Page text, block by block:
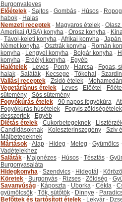
Burgonyaleves
Előételek- Sajtos- Gombás- Húsos-
habok- Halas
Nemzeti receptek- Magyaros ételek- Olasz
Amerikai (USA) konyha- Orosz konyha-
- Távol-keleti konyha-Afrikai konyha-
Német konyha- Osztrák konyha- Román
konyha- Lengyel konyha- Bolgár konyha-
konyha- Erdélyi konyha- Egyéb
Halételek- Leves- Ponty- Harcsa- Fogas,
halak- Saláták- Kecsege - Tőkehal -
Vallási receptek- Zsidó ételek-
Vegetáriánus ételek- Leves- Előétel - Főétel
sütemény- Sós sütemény
Fogyókúrás ételek- 90 napos fogyókúra-
Fogyókúrás húsételek- Fogyis zöldségételek
desszertek- Egyéb
Diétás ételek- Cukorbetegeknek-
Candidásoknak- Koleszterinszegény- Szív
Májbetegeknek
Mártások-Alap- Hideg - Meleg - Gyümölcs-
Vadételekhez
Saláták- Majonézes- Húsos- Tésztás-
Burgonyasaláta
Hidegkonyha- Szendvics- Hidegtál -
Köretek- Burgonyás- Rizses- Zöldség -
Savanyúság- Káposzta- Uborka- Cékla-
gyümölcsök- Tök, sütőtök- Dinnye -
Befőttek és tartósított ételek- Lekvár-